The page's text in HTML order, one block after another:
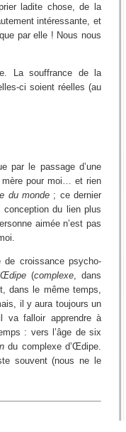
ladite chose, de la
intéressante, et
par elle ! Nous nous
La souffrance de la
ci soient réelles (au
par le passage d’une
pour moi… et rien
du monde ; ce dernier
du lien plus
aimée n’est pas
croissance psycho-
(complexe, dans
dans le même temps,
il y aura toujours un
falloir apprendre à
: vers l’âge de six
du complexe d’Œdipe.
souvent (nous ne le